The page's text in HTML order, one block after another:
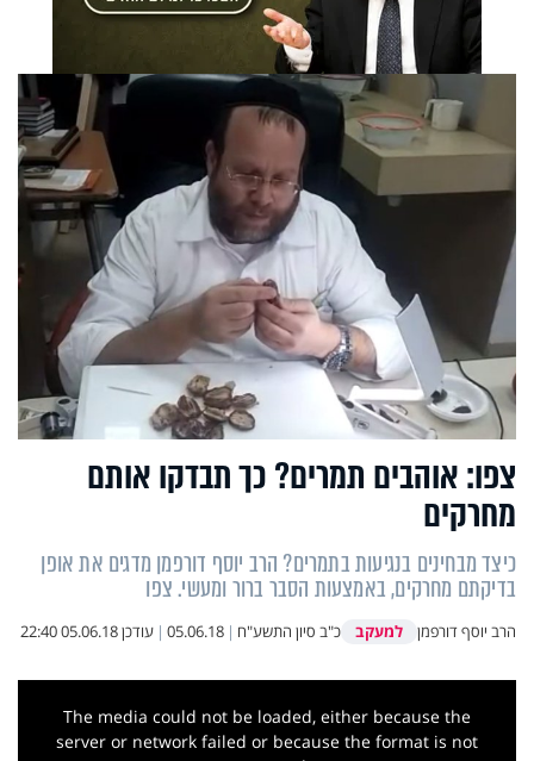
צפו: אוהבים תמרים? כך תבדקו אותם
מחרקים
כיצד מבחינים בנגיעות בתמרים? הרב יוסף דורפמן מדגים את אופן
בדיקתם מחרקים, באמצעות הסבר ברור ומעשי. צפו
הרב יוסף דורפמן למעקב כ"ב סיון התשע"ח |
05.06.18
| עודכן05.06.18 22:40
This
The media could not be loaded, either because the
server or network failed or because the format is not